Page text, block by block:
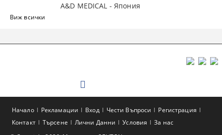
A&D MEDICAL - Япония
Виж всички
Начало Рекламации Вход Чести Въпроси
Регистрация
Контакт
Търсене Лични Данни Условия За нас